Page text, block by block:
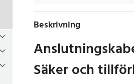
Beskrivning
Säker och